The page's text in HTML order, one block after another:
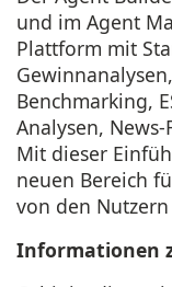
und im Agent
Plattform mit
Benchmarking,
Analysen,
Mit dieser
neuen Bereich
von den
Informationen